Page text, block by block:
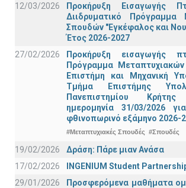
12/03/2026
Προκήρυξη Εισαγωγής
Διιδρυματικό Πρόγραμμα
Σπουδών "Εγκέφαλος και
Έτος 2026-2027
27/02/2026
Προκήρυξη εισαγωγής
Πρόγραμμα
Επιστήμη και Μηχανική
Τμήμα Eπιστήμης
Πανεπιστημίου Κρήτης
ημερομηνία 31/03/2026
φθινοπωρινό εξάμηνο 2026-
#Μεταπτυχιακές Σπουδές #Σπουδές
19/02/2026
Δράση: Πάρε μιαν Ανάσα
17/02/2026
INGENIUM Student
29/01/2026
Προσφερόμενα μαθήματα